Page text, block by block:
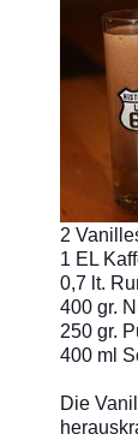
2
1 EL
0,7 lt.
400 gr.
250 gr.
400 ml
Die